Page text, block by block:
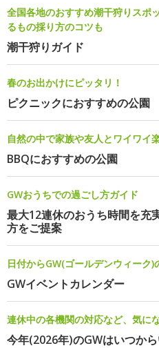
全国各地のおすすめ潮干狩りスポ
るもの採り方のコツも
潮干狩りガイド
春のお出かけにピッタリ！
ピクニックにおすすめの公園
自然の中で家族や友人とワイワイ
BBQにおすすめの公園
GWおうちでの過ごし方ガイド
最大12連休のおうち時間を充
方をご提案
日付からGW(ゴールデンウィーク)
GWイベントカレンダー
連休中の各機関の対応など、気に
今年(2026年)のGWはいつか